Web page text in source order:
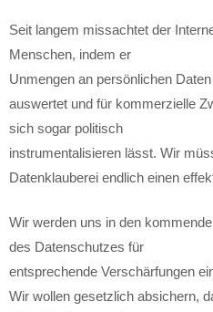
Seit langem missachtet der
Menschen, indem er
Unmengen an persönlichen
auswertet und für kommerzielle
sich sogar politisch
instrumentalisieren lässt. Wir
Datenklauberei endlich einen
Wir werden uns in den
des Datenschutzes für
entsprechende Verschärfungen
Wir wollen gesetzlich absichern,